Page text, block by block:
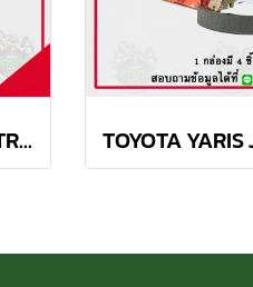
TOYOTA YARIS J, E, G, TRD 1.2L ปี 2013 TRW ผ้าเบรค (หน้า)